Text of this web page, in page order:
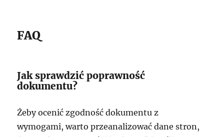
FAQ
Jak sprawdzić poprawność
dokumentu?
Żeby ocenić zgodność dokumentu z
wymogami, warto przeanalizować dane stron,